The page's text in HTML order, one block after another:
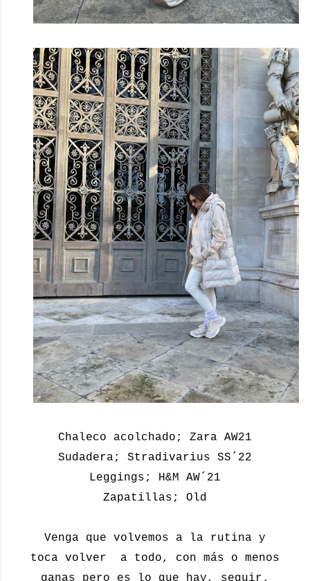
Chaleco acolchado; Zara AW21
Sudadera; Stradivarius SS´22
Leggings; H&M AW´21
Zapatillas; Old
Venga que volvemos a la rutina y
toca volver a todo, con más o menos
ganas pero es lo que hay, seguir.